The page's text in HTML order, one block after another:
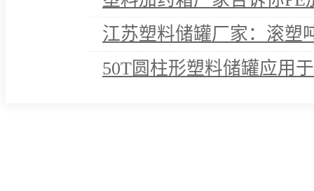
江苏塑料储罐厂家：滚塑
50T圆柱形塑料储罐应用